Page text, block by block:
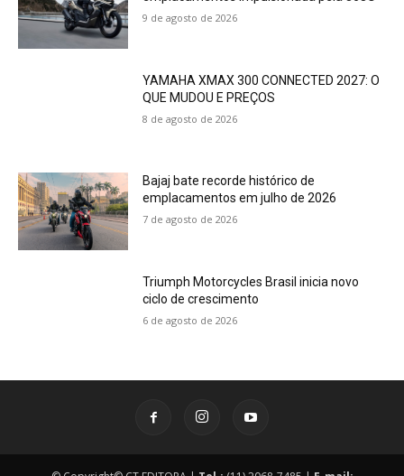
9 de agosto de 2026
YAMAHA XMAX 300 CONNECTED 2027: O
QUE MUDOU E PREÇOS
8 de agosto de 2026
Bajaj bate recorde histórico de
emplacamentos em julho de 2026
7 de agosto de 2026
Triumph Motorcycles Brasil inicia novo
ciclo de crescimento
6 de agosto de 2026